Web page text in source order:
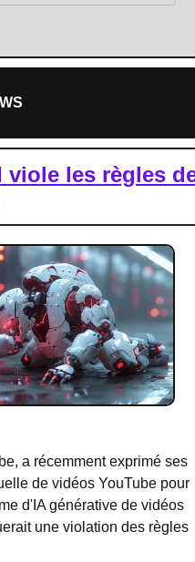
viole les règles
a récemment exprimé ses
de vidéos YouTube pour
d'IA générative de vidéos
une violation des règles